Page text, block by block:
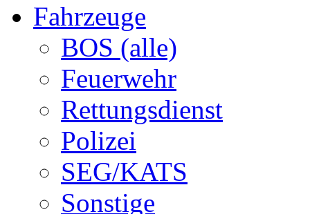
Fahrzeuge
BOS (alle)
Feuerwehr
Rettungsdienst
Polizei
SEG/KATS
Sonstige